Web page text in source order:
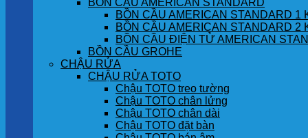
BỒN CẦU AMERICAN STANDARD
BỒN CẦU AMERICAN STANDARD 1
BỒN CẦU AMERICAN STANDARD 2
BỒN CẦU ĐIỆN TỬ AMERICAN
BỒN CẦU GROHE
CHẬU RỬA
CHẬU RỬA TOTO
Chậu TOTO treo tường
Chậu TOTO chân lửng
Chậu TOTO chân dài
Chậu TOTO đặt bàn